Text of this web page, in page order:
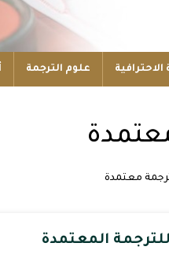
علوم الترجمة
معتمدة
المعتمدة